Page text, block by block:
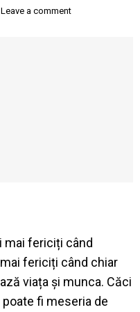
Leave a comment
mai fericiți când
fericiți când chiar
viața și munca. Căci
fi meseria de